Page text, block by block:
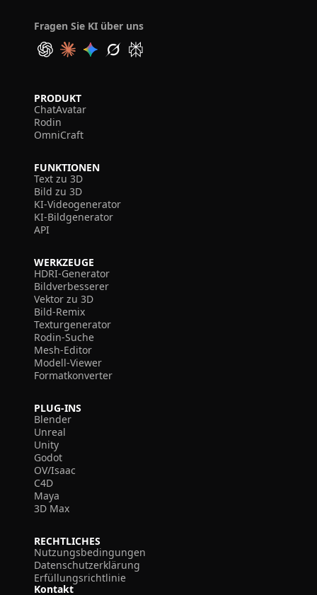
Fragen Sie KI über uns
PRODUKT
ChatAvatar
Rodin
OmniCraft
FUNKTIONEN
Text zu 3D
Bild zu 3D
KI-Videogenerator
KI-Bildgenerator
API
WERKZEUGE
HDRI-Generator
Bildverbesserer
Vektor zu 3D
Bild-Remix
Texturgenerator
Rodin-Suche
Mesh-Editor
Modell-Viewer
Formatkonverter
PLUG-INS
Blender
Unreal
Unity
Godot
OV/Isaac
C4D
Maya
3D Max
RECHTLICHES
Nutzungsbedingungen
Datenschutzerklärung
Erfüllungsrichtlinie
Kontakt